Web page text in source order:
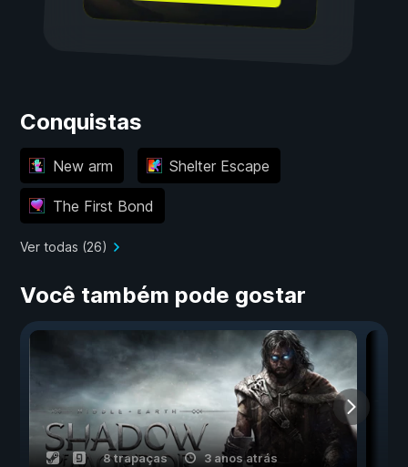
Conquistas
New arm Shelter Escape
The First Bond
Ver todas (26)
Você também pode gostar
8 trapaças 3 anos atrás